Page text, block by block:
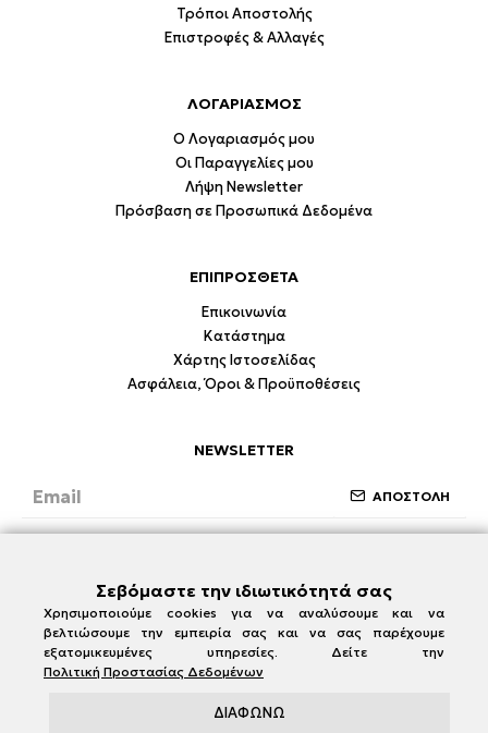
Τρόποι Αποστολής
Επιστροφές & Αλλαγές
ΛΟΓΑΡΙΑΣΜΟΣ
Ο Λογαριασμός μου
Οι Παραγγελίες μου
Λήψη Newsletter
Πρόσβαση σε Προσωπικά Δεδομένα
ΕΠΙΠΡΟΣΘΕΤΑ
Επικοινωνία
Κατάστημα
Χάρτης Ιστοσελίδας
Ασφάλεια, Όροι & Προϋποθέσεις
NEWSLETTER
ΑΠΟΣΤΟΛΗ
Σεβόμαστε την ιδιωτικότητά σας
Χρησιμοποιούμε cookies για να αναλύσουμε και να
βελτιώσουμε την εμπειρία σας και να σας παρέχουμε
εξατομικευμένες υπηρεσίες. Δείτε την
Πολιτική Προστασίας Δεδομένων
ΔΙΑΦΩΝΩ